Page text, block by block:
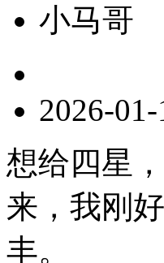
小马哥
2026-
想给四星
来，我刚
丰。